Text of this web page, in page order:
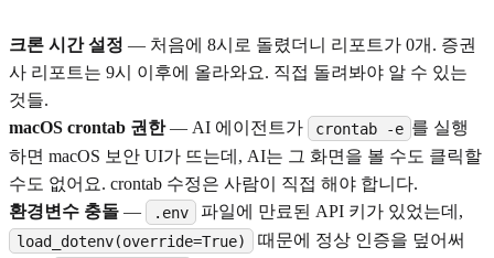
크론 시간 설정 — 처음에 8시로 돌렸더니 리포트가 0개. 증권
사 리포트는 9시 이후에 올라와요. 직접 돌려봐야 알 수 있는
것들.
macOS crontab 권한— AI 에이전트가 crontab -e 를 실행
하면 macOS 보안 UI가 뜨는데, AI는 그 화면을 볼 수도 클릭할
수도 없어요. crontab 수정은 사람이 직접 해야 합니다.
환경변수 충돌 — .env 파일에 만료된 API 키가 있었는데,
load_dotenv(override=True)
때문에 정상 인증을 덮어써